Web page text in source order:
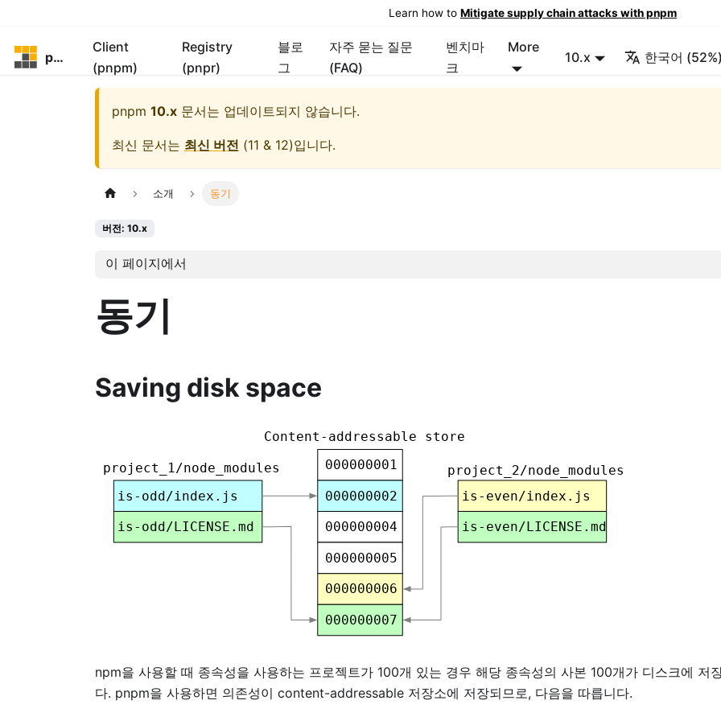
Learn how to Mitigate supply chain attacks with pnpm
pnpm
Client
(pnpm)
Registry
(pnpr)
블로
그
자주 묻는 질문
(FAQ)
벤치마
크
More
10.x 한국어
pnpm 10.x 문서는 업데이트되지 않습니다.
최신 문서는 최신 버전 (11 & 12)입니다.
소개 동기
버전: 10.x
이 페이지에서
동기
Saving disk space
npm을 사용할 때 종속성을 사용하는 프로젝트가 100개 있는 경우 해당 종속성의 사본 100개가 디스크에 저
다. pnpm을 사용하면 의존성이 content-addressable 저장소에 저장되므로, 다음을 따릅니다.